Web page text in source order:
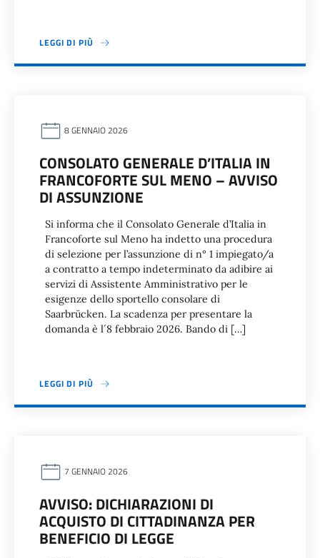
LEGGI DI PIÙ
8 GENNAIO 2026
CONSOLATO GENERALE D’ITALIA IN
FRANCOFORTE SUL MENO – AVVISO
DI ASSUNZIONE
Si informa che il Consolato Generale d’Italia in
Francoforte sul Meno ha indetto una procedura
di selezione per l’assunzione di n° 1 impiegato/a
a contratto a tempo indeterminato da adibire ai
servizi di Assistente Amministrativo per le
esigenze dello sportello consolare di
Saarbrücken. La scadenza per presentare la
domanda è l´8 febbraio 2026. Bando di […]
LEGGI DI PIÙ
7 GENNAIO 2026
AVVISO: DICHIARAZIONI DI
ACQUISTO DI CITTADINANZA PER
BENEFICIO DI LEGGE